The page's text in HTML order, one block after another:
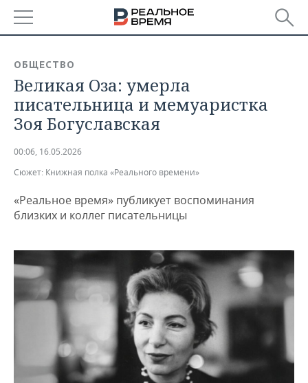
БАШКОРТОСТАН
ТАТАРСТАН
НОВОСТИ
АНАЛИТИКА
ДЕКЛАРАЦИИ О ДОХОДАХ
КОРОЛИ ГОСЗАКАЗА ПФО
КОМУ ПРИНАДЛЕЖАТ
ТОРГОВЫЕ ЦЕНТРЫ
ТАТАРСТАНА
НОВОСТИ ЭКОНОМИКИ
ФИНАНСЫ
БЮДЖЕТ
ИНВЕСТИЦИИ
ПРОМЫШЛЕННОСТЬ
НОВОСТИ
ПРОМЫШЛЕННОСТИ
АГРОПРОМ
МАШИНОСТРОЕНИЕ
ОПК
НЕДВИЖИМОСТЬ
НОВОСТИ АВТО
БИЗНЕС
НОВОСТИ БИЗНЕСА
РОЗНИЧНАЯ ТОРГОВЛЯ
ТРАНСПОРТ
ТЕХНОЛОГИИ
НОВОСТИ ТЕХНОЛОГИЙ
НОВОСТИ МЕРОПРИЯТИЙ
СПОРТ
ОБЩЕСТВО
Великая Оза: умерла
писательница и мемуаристка
Зоя Богуславская
00:06, 16.05.2026
Сюжет: Книжная полка «Реального времени»
«Реальное время» публикует воспоминания
близких и коллег писательницы